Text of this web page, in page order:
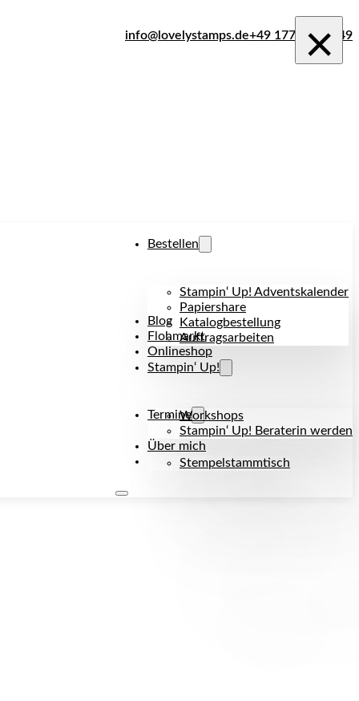
info@lovelystamps.de+49 177 242 1849
×
Bestellen
Stampin‘ Up! Adventskalender
Papiershare
Katalogbestellung
Auftragsarbeiten
Blog
Flohmarkt
Onlineshop
Stampin‘ Up!
Workshops
Stampin‘ Up! Beraterin werden
Termine
Stempelstammtisch
Über mich
Kontakt